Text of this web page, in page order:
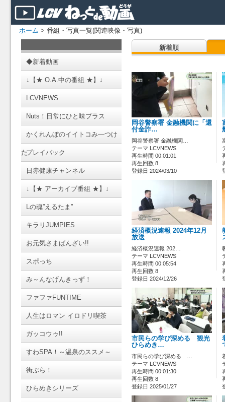
ホーム > 番組・写真一覧(関連映像・写真)
◆新着動画
↓【★ O.A.中の番組 ★】↓
LCVNEWS
Nuts！日常にひと味プラス
かくれんぼのイイトコみ―つけ
たプレイバック
日赤健康チャンネル
↓【★ アーカイブ番組 ★】↓
Lの魂”えるたま”
キラリJUMPIES
お元気さまばんざい!!
スポっち
み～んなげんきっず！
ファファFUNTIME
人生はロマン イロドリ喫茶
ガッコウゥ!!
すわSPA！～温泉のススメ～
街ぶら！
ひらめきシリーズ
新着順
岡谷警察署 金融機関に「還
付金詐…
岡谷警察署 金融機関…
テーマ LCVNEWS
再生時間 00:01:01
再生回数 8
登録日 2024/03/10
経済概況速報 2024年12月
放送
経済概況速報 202…
テーマ LCVNEWS
再生時間 00:05:54
再生回数 8
登録日 2024/12/26
市民らの学び深める 観光
ひらめき…
市民らの学び深める …
テーマ LCVNEWS
再生時間 00:01:30
再生回数 8
登録日 2025/01/27